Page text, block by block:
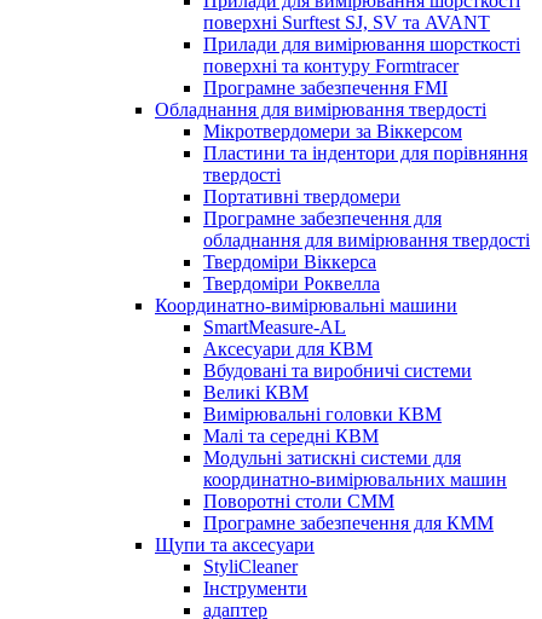
поверхні Surftest SJ, SV та AVANT
Прилади для вимірювання шорсткості
поверхні та контуру Formtracer
Програмне забезпечення FMI
Обладнання для вимірювання твердості
Мікротвердомери за Віккерсом
Пластини та індентори для порівняння
твердості
Портативні твердомери
Програмне забезпечення для
обладнання для вимірювання твердості
Твердоміри Віккерса
Твердоміри Роквелла
Координатно-вимірювальні машини
SmartMeasure-AL
Аксесуари для КВМ
Вбудовані та виробничі системи
Великі КВМ
Вимірювальні головки КВМ
Малі та середні КВМ
Модульні затискні системи для
координатно-вимірювальних машин
Поворотні столи CMM
Програмне забезпечення для КММ
Щупи та аксесуари
StyliCleaner
Інструменти
адаптер